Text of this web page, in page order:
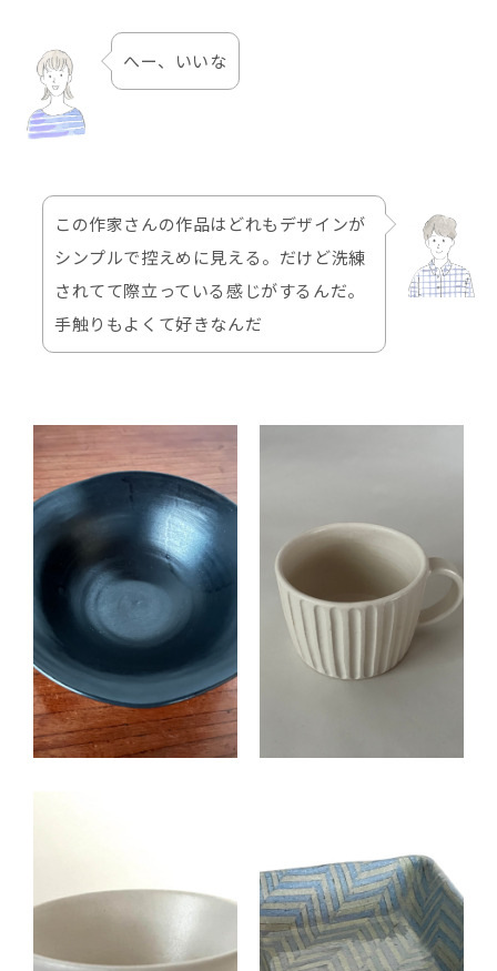
へー、いいな
この作家さんの作品はどれもデザインが
シンプルで控えめに見える。だけど洗練
されてて際立っている感じがするんだ。
手触りもよくて好きなんだ